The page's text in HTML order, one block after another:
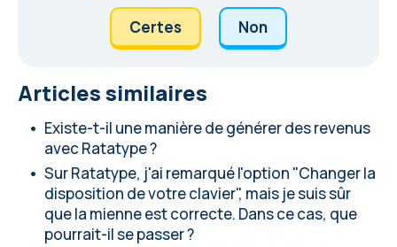
Сertes Non
Articles similaires
Existe-t-il une manière de générer des revenus
avec Ratatype ?
Sur Ratatype, j'ai remarqué l'option "Changer la
disposition de votre clavier", mais je suis sûr
que la mienne est correcte. Dans ce cas, que
pourrait-il se passer ?